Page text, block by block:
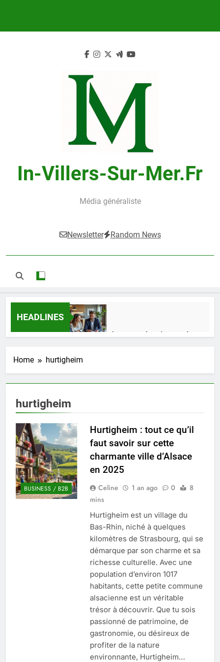
In-Villers-Sur-Mer.fr
Média généraliste
Newsletter Random News
HEADLINES
Guide complet pour réussir un achat
2 Semaines Ago
impact dans le domaine médical
4 Mois Ago
Quel est le salaire de Myriam Seurat en
2025 ?
4 Mois Ago
fonctionnalités clés et avantages
4 Mois Ago
Découvrez notre test d’orientation
gratuit spécialement conçu pour
collégiens et lycéens
4 Mois Ago
Liste complète des marques
rezoactif.com à connaître en 2025
4 Mois Ago
Home hurtigheim
hurtigheim
BUSINESS / B2B
Hurtigheim : tout ce qu’il
faut savoir sur cette
charmante ville d’Alsace
en 2025
Celine 1 an ago 0
8
mins
Hurtigheim est un village du
Bas-Rhin, niché à quelques
kilomètres de Strasbourg, qui se
démarque par son charme et sa
richesse culturelle. Avec une
population d’environ 1017
habitants, cette petite commune
alsacienne est un véritable
trésor à découvrir. Que tu sois
passionné de patrimoine, de
gastronomie, ou désireux de
profiter de la nature
environnante, Hurtigheim…